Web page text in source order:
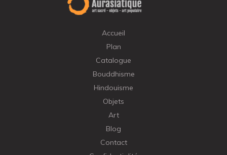
Accueil
Plan
Catalogue
Bouddhisme
Hindouisme
Objets
Art
Blog
Contact